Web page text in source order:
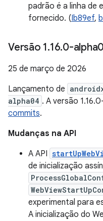
padrão é a linha de
fornecido. (Ib89ef,
Versão 1.16.0-
25 de março de 2026
Lançamento de
alpha04 . A versão
commits.
Mudanças na API
A API
de inicialização
experimental para
A inicialização do